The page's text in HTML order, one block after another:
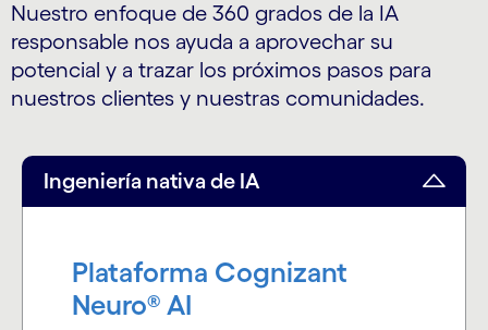
Nuestro enfoque de 360 grados de la IA
responsable nos ayuda a aprovechar su
potencial y a trazar los próximos pasos para
nuestros clientes y nuestras comunidades.
Ingeniería nativa de IA
Plataforma Cognizant
Neuro® AI